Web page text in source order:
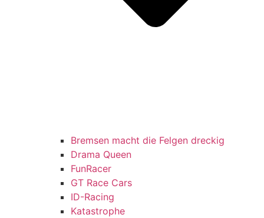
Bremsen macht die Felgen dreckig
Drama Queen
FunRacer
GT Race Cars
ID-Racing
Katastrophe